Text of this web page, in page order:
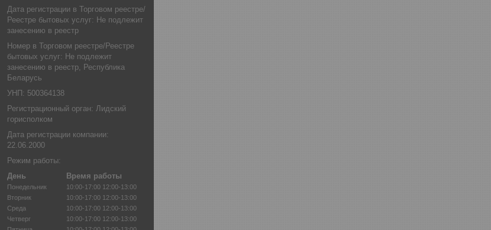
Дата регистрации в Торговом реестре/
Реестре бытовых услуг: Не подлежит
занесению в реестр
Номер в Торговом реестре/Реестре
бытовых услуг: Не подлежит
занесению в реестр, Республика
Беларусь
УНП: 500364138
Регистрационный орган: Лидский
горисполком
Дата регистрации компании:
22.06.2000
Режим работы:
День
Время работы
Понедельник 10:00-17:00 12:00-13:00
Вторник
10:00-17:00 12:00-13:00
Среда
10:00-17:00 12:00-13:00
Четверг
10:00-17:00 12:00-13:00